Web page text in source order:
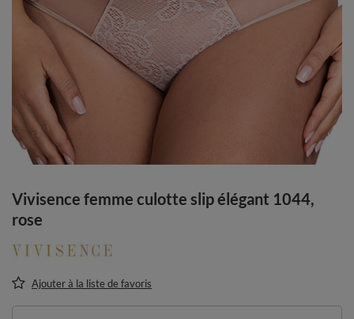
Vivisence femme culotte slip élégant 1044,
rose
Ajouter à la liste de favoris